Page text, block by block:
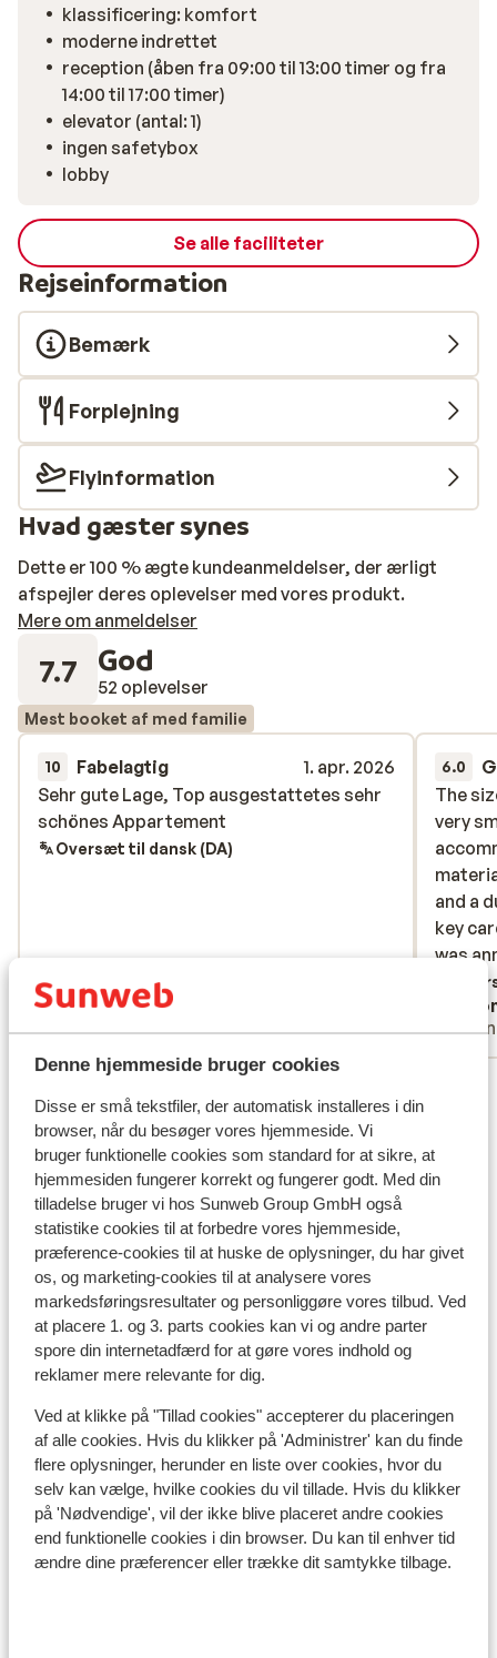
Denne hjemmeside bruger cookies
Disse er små tekstfiler, der automatisk installeres i din
browser, når du besøger vores hjemmeside. Vi
bruger funktionelle cookies som standard for at sikre, at
hjemmesiden fungerer korrekt og fungerer godt. Med din
tilladelse bruger vi hos Sunweb Group GmbH også
statistike cookies til at forbedre vores hjemmeside,
præference-cookies til at huske de oplysninger, du har givet
os, og marketing-cookies til at analysere vores
markedsføringsresultater og personliggøre vores tilbud. Ved
at placere 1. og 3. parts cookies kan vi og andre parter
spore din internetadfærd for at gøre vores indhold og
reklamer mere relevante for dig.
Ved at klikke på "Tillad cookies" accepterer du placeringen
af alle cookies. Hvis du klikker på 'Administrer' kan du finde
flere oplysninger, herunder en liste over cookies, hvor du
selv kan vælge, hvilke cookies du vil tillade. Hvis du klikker
på 'Nødvendige', vil der ikke blive placeret andre cookies
end funktionelle cookies i din browser. Du kan til enhver tid
ændre dine præferencer eller trække dit samtykke tilbage.
klassificering: komfort
moderne indrettet
reception (åben fra 09:00 til 13:00 timer og fra
14:00 til 17:00 timer)
elevator (antal: 1)
ingen safetybox
lobby
Se alle faciliteter
Rejseinformation
Bemærk
Forplejning
Flyinformation
Hvad gæster synes
Dette er 100 % ægte kundeanmeldelser, der ærligt
afspejler deres oplevelser med vores produkt.
Mere om anmeldelser
7.7 God
52 oplevelser
Mest booket af med familie
10 Fabelagtig
1. apr. 2026
Sehr gute Lage, Top ausgestattetes sehr
schönes Appartement
Sehr gute Lage, Top ausgestattetes sehr
schönes Appartement
Oversæt til dansk (DA)
Michelle
Med partner
6.0
The
very
and a
key
was
never
them
landed
that
The
very
and a
key
was
Lokation
Se på kort
I området
I centrum
Afstand til lufthavn ca. 85 kilometer
Afstand til togstation ca. 19 kilometer
Afstand til busstoppested ca. 10 meter
Afstand til skipiste ca. 200 meter
Afstand til skilift ca. 1 kilometer
Afstand til nærmeste butikker ca. 100 meter